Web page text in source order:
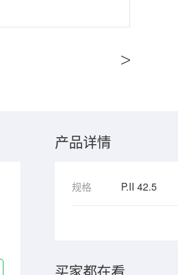
>
产品详情
规格 P.II 42.5